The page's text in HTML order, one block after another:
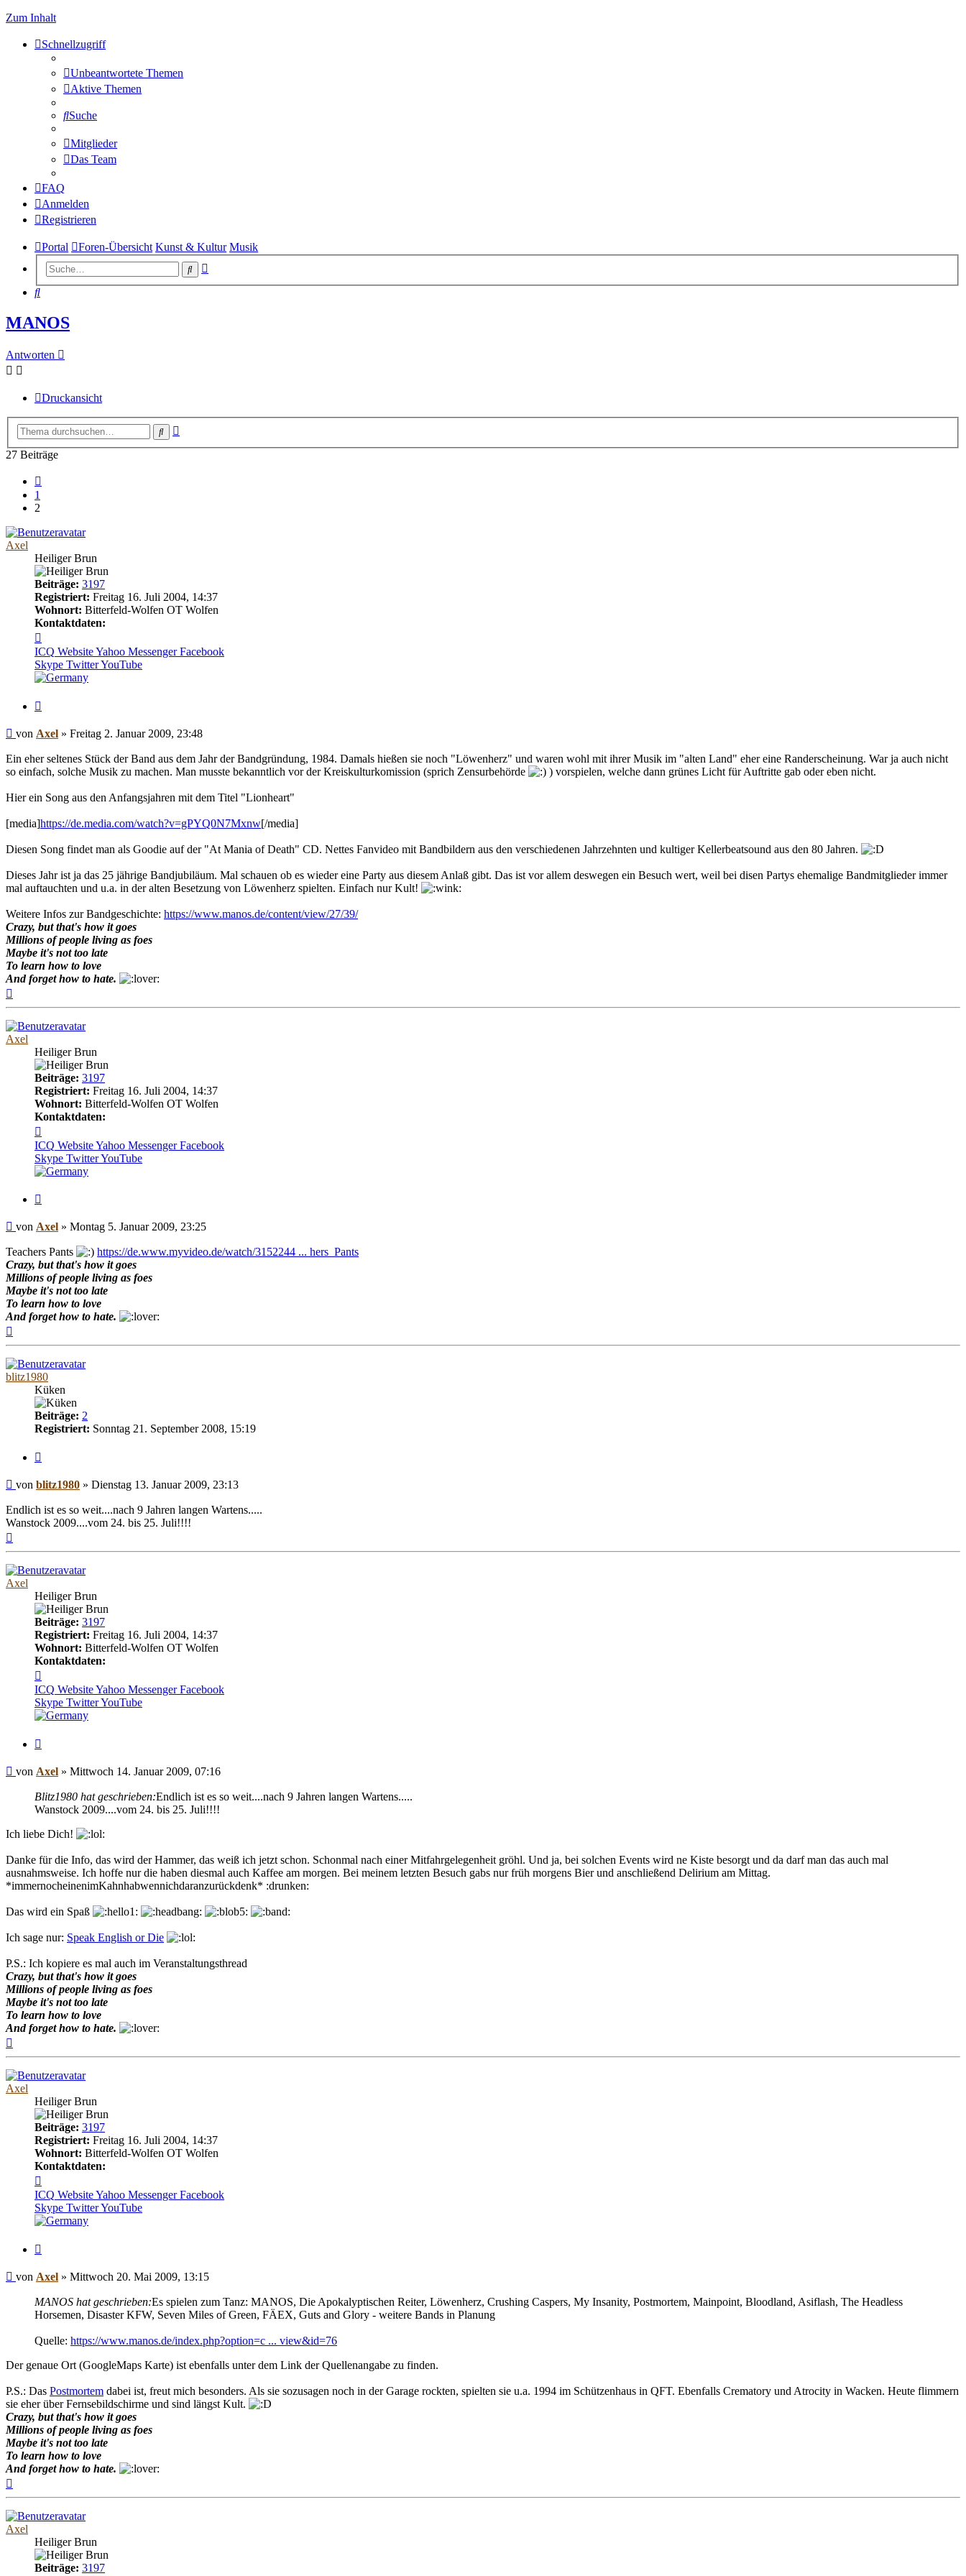
Zum Inhalt
Schnellzugriff
Unbeantwortete Themen
Aktive Themen
Suche
Mitglieder
Das Team
FAQ
Anmelden
Registrieren
Portal Foren-Übersicht Kunst & Kultur Musik
Suche
Suche
MANOS
Antworten
Druckansicht
Suche
27 Beiträge
1
2
Axel
Heiliger Brun
Beiträge: 3197
Registriert: Freitag 16. Juli 2004, 14:37
Wohnort: Bitterfeld-Wolfen OT Wolfen
Kontaktdaten:
von
Axel
ICQ WebsiteYahoo Messenger Facebook
Skype TwitterYouTube
Beitrag
von Axel » Freitag 2. Januar 2009, 23:48
Ein eher seltenes Stück der Band aus dem Jahr der Bandgründung, 1984. Damals hießen sie noch "Löwenherz" und waren wohl mit ihrer Musik im "alten Land" eher eine Randerscheinung. War ja auch nicht
so einfach, solche Musik zu machen. Man musste bekanntlich vor der Kreiskulturkomission (sprich Zensurbehörde
) vorspielen, welche dann grünes Licht für Auftritte gab oder eben nicht.
Hier ein Song aus den Anfangsjahren mit dem Titel "Lionheart"
[media]https://de.media.com/watch?v=gPYQ0N7Mxnw[/media]
Diesen Song findet man als Goodie auf der "At Mania of Death" CD. Nettes Fanvideo mit Bandbildern aus den verschiedenen Jahrzehnten und kultiger Kellerbeatsound aus den 80 Jahren.
Dieses Jahr ist ja das 25 jährige Bandjubiläum. Mal schauen ob es wieder eine Party aus diesem Anlaß gibt. Das ist vor allem deswegen ein Besuch wert, weil bei disen Partys ehemalige Bandmitglieder immer
mal auftauchten und u.a. in der alten Besetzung von Löwenherz spielten. Einfach nur Kult!
Weitere Infos zur Bandgeschichte: https://www.manos.de/content/view/27/39/
Crazy, but that's how it goes
Millions of people living as foes
Maybe it's not too late
To learn how to love
And forget how to hate.
Axel
Heiliger Brun
Beiträge: 3197
Registriert: Freitag 16. Juli 2004, 14:37
Wohnort: Bitterfeld-Wolfen OT Wolfen
Kontaktdaten:
von
Axel
ICQ WebsiteYahoo Messenger Facebook
Skype TwitterYouTube
Beitrag
von Axel » Montag 5. Januar 2009, 23:25
Teachers Pants
https://de.www.myvideo.de/watch/3152244 ... hers_Pants
Crazy, but that's how it goes
Millions of people living as foes
Maybe it's not too late
To learn how to love
And forget how to hate.
oben
blitz1980
Küken
Beiträge: 2
Registriert: Sonntag 21. September 2008, 15:19
Beitrag
von blitz1980 » Dienstag 13. Januar 2009, 23:13
Endlich ist es so weit....nach 9 Jahren langen Wartens.....
Wanstock 2009....vom 24. bis 25. Juli!!!!
Axel
Heiliger Brun
Beiträge: 3197
Registriert: Freitag 16. Juli 2004, 14:37
Wohnort: Bitterfeld-Wolfen OT Wolfen
Kontaktdaten:
von
Axel
ICQ WebsiteYahoo Messenger Facebook
Skype TwitterYouTube
Beitrag
von Axel » Mittwoch 14. Januar 2009, 07:16
Blitz1980 hat geschrieben:Endlich ist es so weit....nach 9 Jahren langen Wartens.....
Wanstock 2009....vom 24. bis 25. Juli!!!!
Ich liebe Dich!
Danke für die Info, das wird der Hammer, das weiß ich jetzt schon. Schonmal nach einer Mitfahrgelegenheit gröhl. Und ja, bei solchen Events wird ne Kiste besorgt und da darf man das auch mal
ausnahmsweise. Ich hoffe nur die haben diesmal auch Kaffee am morgen. Bei meinem letzten Besuch gabs nur früh morgens Bier und anschließend Delirium am Mittag.
*immernocheinenimKahnhabwennichdaranzurückdenk* :drunken:
Das wird ein Spaß
Ich sage nur: Speak English or Die
P.S.: Ich kopiere es mal auch im Veranstaltungsthread
Crazy, but that's how it goes
Millions of people living as foes
Maybe it's not too late
To learn how to love
And forget how to hate.
Axel
Heiliger Brun
Beiträge: 3197
Registriert: Freitag 16. Juli 2004, 14:37
Wohnort: Bitterfeld-Wolfen OT Wolfen
Kontaktdaten:
von
Axel
ICQ WebsiteYahoo Messenger Facebook
Skype TwitterYouTube
Beitrag
von Axel » Mittwoch 20. Mai 2009, 13:15
MANOS hat geschrieben:Es spielen zum Tanz: MANOS, Die Apokalyptischen Reiter, Löwenherz, Crushing Caspers, My Insanity, Postmortem, Mainpoint, Bloodland, Asiflash, The Headless
Horsemen, Disaster KFW, Seven Miles of Green, FÄEX, Guts and Glory - weitere Bands in Planung
Quelle: https://www.manos.de/index.php?option=c ... view&id=76
Der genaue Ort (GoogleMaps Karte) ist ebenfalls unter dem Link der Quellenangabe zu finden.
P.S.: Das Postmortem dabei ist, freut mich besonders. Als sie sozusagen noch in der Garage rockten, spielten sie u.a. 1994 im Schützenhaus in QFT. Ebenfalls Crematory und Atrocity in Wacken. Heute flimmern
sie eher über Fernsebildschirme und sind längst Kult.
Crazy, but that's how it goes
Millions of people living as foes
Maybe it's not too late
To learn how to love
And forget how to hate.
Axel
Heiliger Brun
Beiträge: 3197